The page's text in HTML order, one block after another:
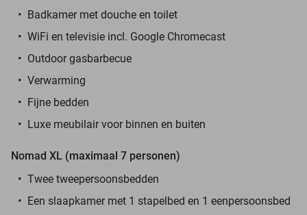
Badkamer met douche en toilet
WiFi en televisie incl. Google Chromecast
Outdoor gasbarbecue
Verwarming
Fijne bedden
Luxe meubilair voor binnen en buiten
Nomad XL (maximaal 7 personen)
Twee tweepersoonsbedden
Een slaapkamer met 1 stapelbed en 1 eenpersoonsbed